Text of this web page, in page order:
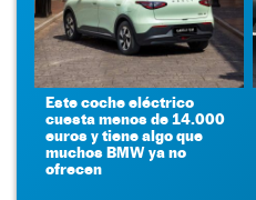
Este coche eléctrico
cuesta menos de 14.000
euros y tiene algo que
muchos BMW ya no
ofrecen